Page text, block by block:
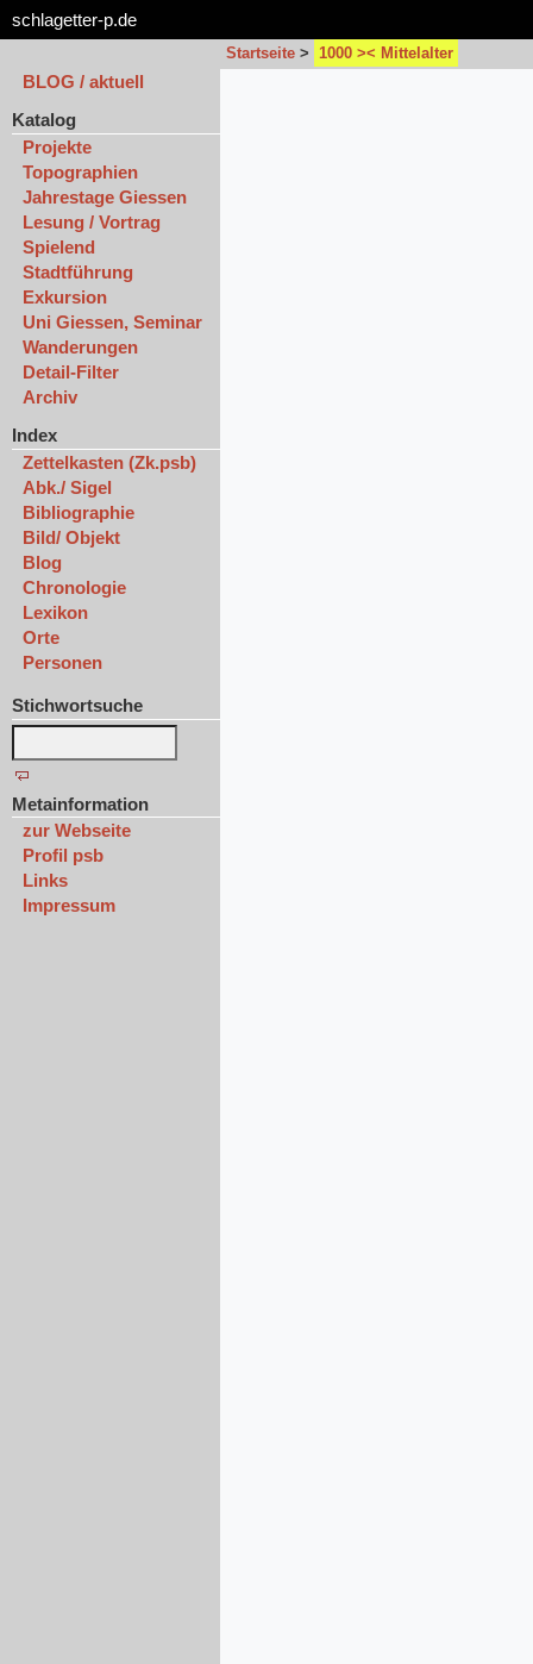
schlagetter-p.de
Startseite > 1000 >< Mittelalter
BLOG / aktuell
Katalog
Projekte
Topographien
Jahrestage Giessen
Lesung / Vortrag
Spielend
Stadtführung
Exkursion
Uni Giessen, Seminar
Wanderungen
Detail-Filter
Archiv
Index
Zettelkasten (Zk.psb)
Abk./ Sigel
Bibliographie
Bild/ Objekt
Blog
Chronologie
Lexikon
Orte
Personen
Stichwortsuche
Metainformation
zur Webseite
Profil psb
Links
Impressum